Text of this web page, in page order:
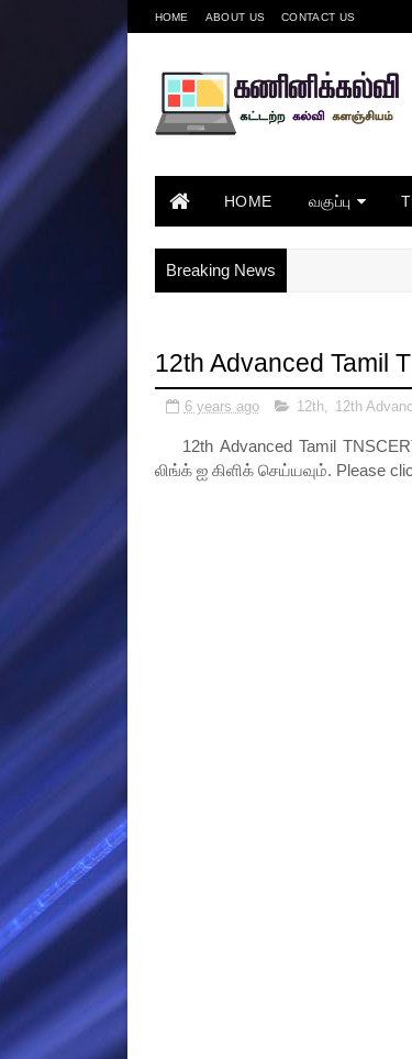
HOME ABOUT US CONTACT US
HOME வகுப்பு
Breaking News
12th Advanced Tamil
6 years ago 12th, 12th
12th Advanced Tamil
லிங்க் ஐ கிளிக் செய்யவும். Please